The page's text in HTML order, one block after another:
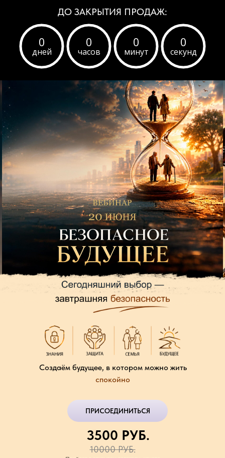
0
дней
0
часов
0
минут
0
секунд
ДО ЗАКРЫТИЯ ПРОДАЖ:
Создаём будущее, в котором можно жить
спокойно
3500 РУБ.
ПРИСОЕДИНИТЬСЯ
10000 РУБ.